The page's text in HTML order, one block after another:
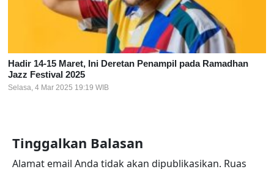
Hadir 14-15 Maret, Ini Deretan Penampil pada Ramadhan
Jazz Festival 2025
Selasa, 4 Mar 2025 19:19 WIB
Tinggalkan Balasan
Alamat email Anda tidak akan dipublikasikan. Ruas